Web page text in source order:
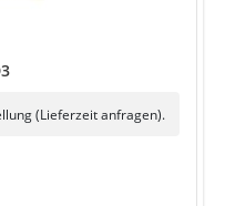
(Lieferzeit anfragen).